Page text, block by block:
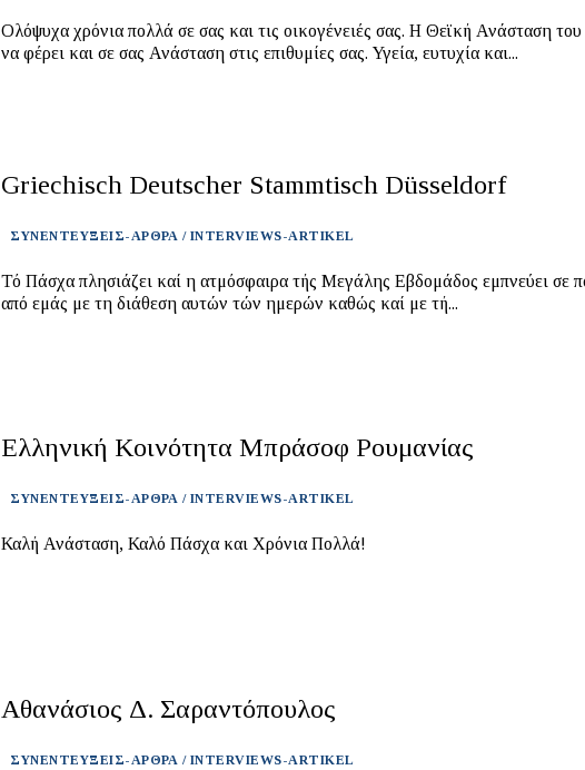
Ολόψυχα χρόνια πολλά σε σας και τις οικογένειές σας. Η Θεϊκή Ανάσταση του Κυρίου
να φέρει και σε σας Ανάσταση στις επιθυμίες σας. Υγεία, ευτυχία και...
Griechisch Deutscher Stammtisch Düsseldorf
ΣΥΝΕΝΤΕΥΞΕΙΣ-ΑΡΘΡΑ / INTERVIEWS-ARTIKEL
Τό Πάσχα πλησιάζει καί η ατμόσφαιρα τής Μεγάλης Εβδομάδος εμπνεύει σε
από εμάς με τη διάθεση αυτών τών ημερών καθώς καί με τή...
Ελληνική Κοινότητα Μπράσοφ Ρουμανίας
ΣΥΝΕΝΤΕΥΞΕΙΣ-ΑΡΘΡΑ / INTERVIEWS-ARTIKEL
Καλή Ανάσταση, Καλό Πάσχα και Χρόνια Πολλά!
Αθανάσιος Δ. Σαραντόπουλος
ΣΥΝΕΝΤΕΥΞΕΙΣ-ΑΡΘΡΑ / INTERVIEWS-ARTIKEL